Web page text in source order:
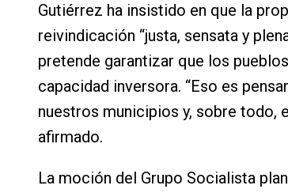
Gutiérrez ha insistido en que la
reivindicación “justa, sensata y
pretende garantizar que los
capacidad inversora. “Eso es
nuestros municipios y, sobre todo,
afirmado.
La moción del Grupo Socialista